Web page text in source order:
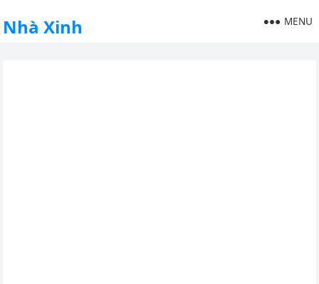
Nhà Xinh MENU